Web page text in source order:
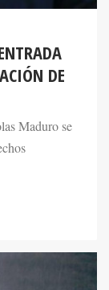
DE
Maduro se